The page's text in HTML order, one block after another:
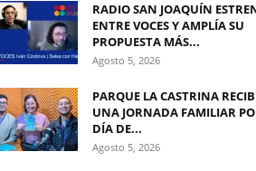
RADIO SAN JOAQUÍN
ENTRE VOCES Y AMPLÍA SU
PROPUESTA MÁS...
Agosto 5, 2026
PARQUE LA CASTRINA
UNA JORNADA FAMILIAR
DÍA DE...
Agosto 5, 2026